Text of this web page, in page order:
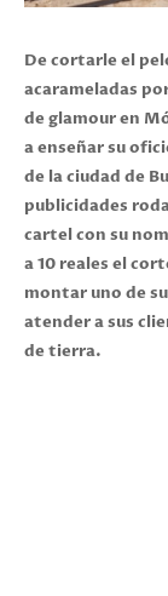
De cortarle el
acarameladas
de glamour en
a enseñar su
de la ciudad de
publicidades
cartel con su
a 10 reales el
montar uno de
atender a sus
de tierra.